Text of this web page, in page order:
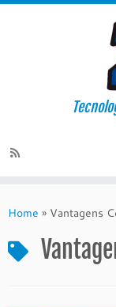
Home » Vantagens